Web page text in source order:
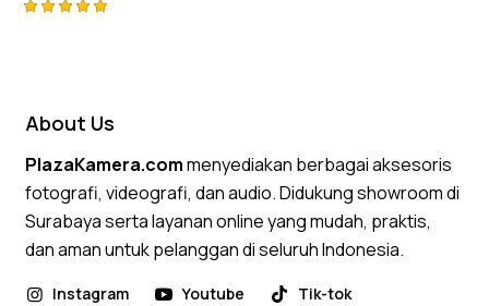
About Us
PlazaKamera.commenyediakan berbagai aksesoris
fotografi, videografi, dan audio. Didukung showroom di
Surabaya serta layanan online yang mudah, praktis,
dan aman untuk pelanggan di seluruh Indonesia.
Instagram Youtube Tik-tok